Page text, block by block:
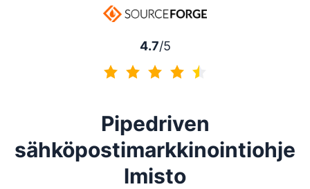
4.7/5
Pipedriven
sähköpostimarkkinointiohje
lmisto